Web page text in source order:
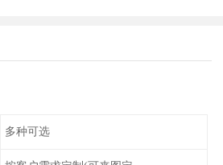
多种可选